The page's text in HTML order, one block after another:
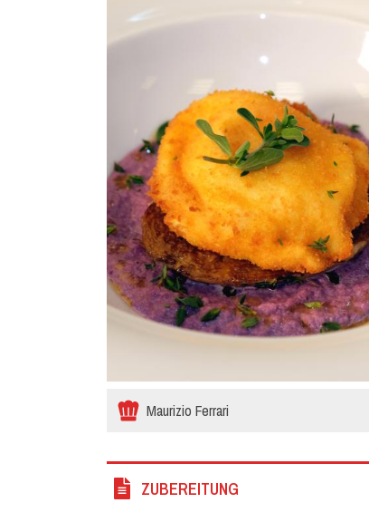
Maurizio Ferrari
ZUBEREITUNG